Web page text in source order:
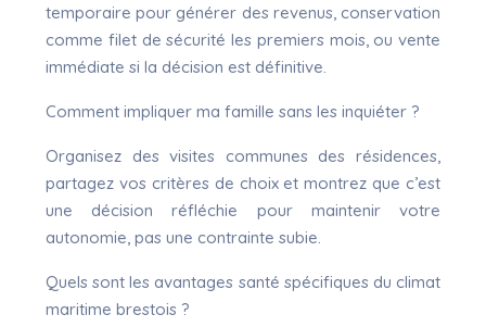
temporaire pour générer des revenus, conservation
comme filet de sécurité les premiers mois, ou vente
immédiate si la décision est définitive.
Comment impliquer ma famille sans les inquiéter ?
Organisez des visites communes des résidences,
partagez vos critères de choix et montrez que c’est
une décision réfléchie pour maintenir votre
autonomie, pas une contrainte subie.
Quels sont les avantages santé spécifiques du climat
maritime brestois ?